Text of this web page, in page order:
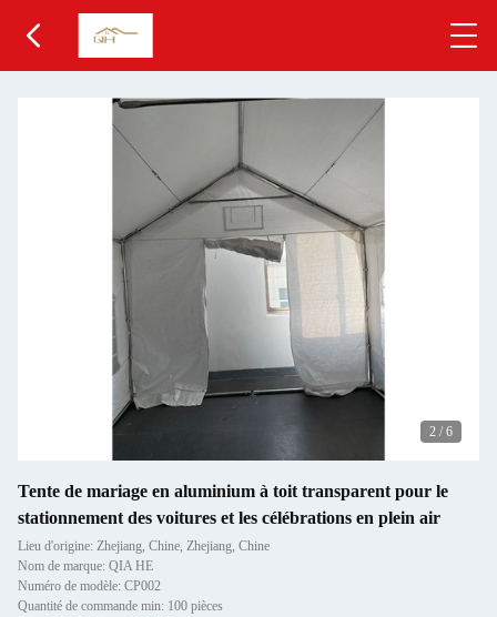
2 / 6
Tente de mariage en aluminium à toit transparent pour le
stationnement des voitures et les célébrations en plein air
Lieu d'origine: Zhejiang, Chine, Zhejiang, Chine
Nom de marque: QIA HE
Numéro de modèle: CP002
Quantité de commande min: 100 pièces